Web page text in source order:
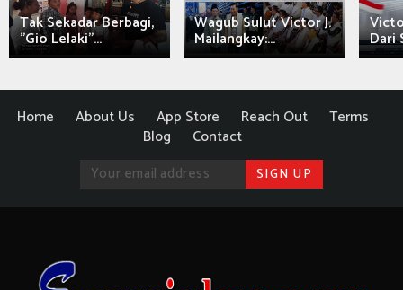
Tak Sekadar Berbagi,
"Gio Lelaki"...
Wagub Sulut Victor J.
Mailangkay:... Dari
Home About Us App Store Reach Out
Terms
Blog
Contact